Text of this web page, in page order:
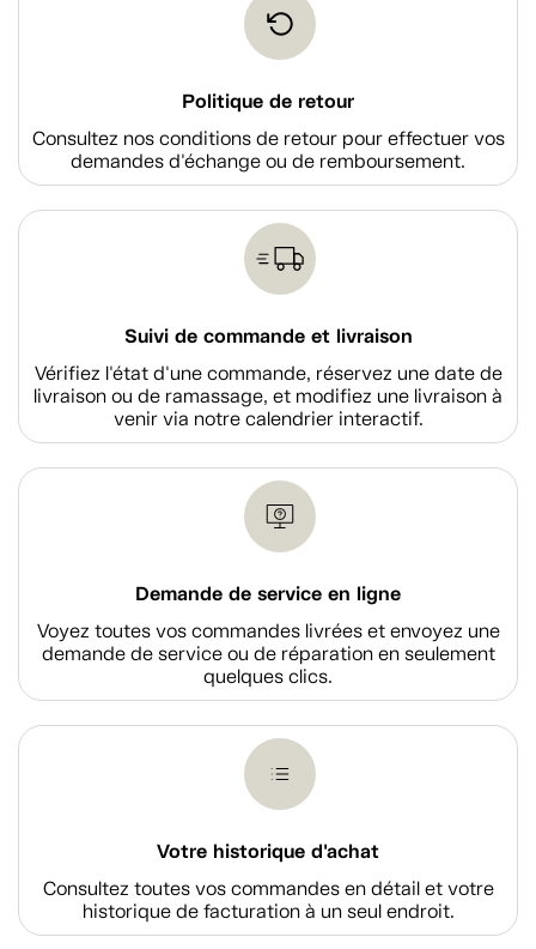
Politique de retour
Consultez nos conditions de retour pour effectuer vos
demandes d'échange ou de remboursement.
Suivi de commande et livraison
Vérifiez l'état d'une commande, réservez une date de
livraison ou de ramassage, et modifiez une livraison à
venir via notre calendrier interactif.
Demande de service en ligne
Voyez toutes vos commandes livrées et envoyez une
demande de service ou de réparation en seulement
quelques clics.
Votre historique d'achat
Consultez toutes vos commandes en détail et votre
historique de facturation à un seul endroit.